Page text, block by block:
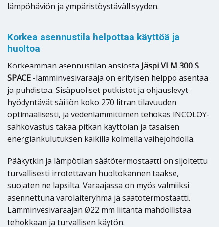
lämpöhäviön ja ympäristöystävällisyyden.
Korkea asennustila helpottaa käyttöä ja
huoltoa
Korkeamman asennustilan ansiosta Jäspi VLM 300 S
SPACE -lämminvesivaraaja on erityisen helppo asentaa
ja puhdistaa. Sisäpuoliset putkistot ja ohjauslevyt
hyödyntävät säiliön koko 270 litran tilavuuden
optimaalisesti, ja vedenlämmittimen tehokas INCOLOY-
sähkövastus takaa pitkän käyttöiän ja tasaisen
energiankulutuksen kaikilla kolmella vaihejohdolla.
Pääkytkin ja lämpötilan säätötermostaatti on sijoitettu
turvallisesti irrotettavan huoltokannen taakse,
suojaten ne lapsilta. Varaajassa on myös valmiiksi
asennettuna varolaiteryhmä ja säätötermostaatti.
Lämminvesivaraajan Ø22 mm liitäntä mahdollistaa
tehokkaan ja turvallisen käytön.